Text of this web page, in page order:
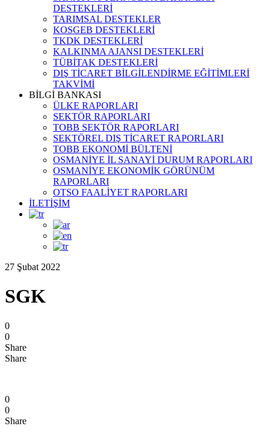
DESTEKLERİ
TARIMSAL DESTEKLER
KOSGEB DESTEKLERİ
TKDK DESTEKLERİ
KALKINMA AJANSI DESTEKLERİ
TÜBİTAK DESTEKLERİ
DIŞ TİCARET BİLGİLENDİRME EĞİTİMLERİ
TAKVİMİ
BİLGİ BANKASI
ÜLKE RAPORLARI
SEKTÖR RAPORLARI
TOBB SEKTÖR RAPORLARI
SEKTÖREL DIŞ TİCARET RAPORLARI
TOBB EKONOMİ BÜLTENİ
OSMANİYE İL SANAYİ DURUM RAPORLARI
OSMANİYE EKONOMİK GÖRÜNÜM
RAPORLARI
OTSO FAALİYET RAPORLARI
İLETİŞİM
27 Şubat 2022
SGK
0
0
Share
Share
0
0
Share